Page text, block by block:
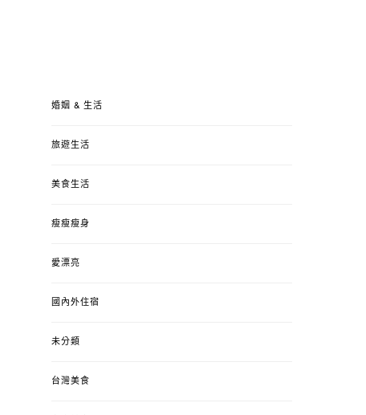
婚姻 & 生活
旅遊生活
美食生活
瘦瘦瘦身
愛漂亮
國內外住宿
未分類
台灣美食